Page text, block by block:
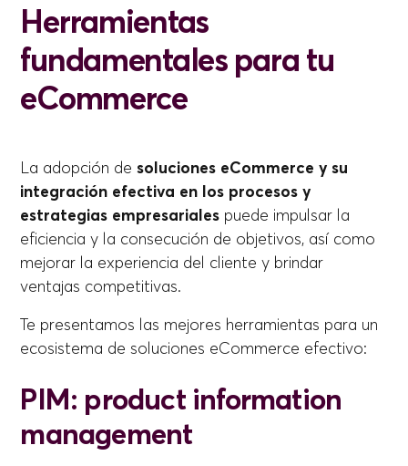
Herramientas
fundamentales para tu
eCommerce
La adopción desoluciones eCommerce y su
integración efectiva en los procesos y
estrategias empresariales puede impulsar la
eficiencia y la consecución de objetivos, así como
mejorar la experiencia del cliente y brindar
ventajas competitivas.
Te presentamos las mejores herramientas para un
ecosistema de soluciones eCommerce efectivo:
PIM: product information
management